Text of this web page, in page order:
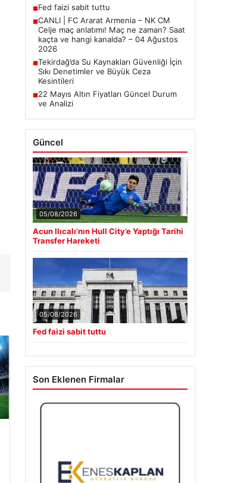
■Fed faizi sabit tuttu
■CANLI | FC Ararat Armenia – NK CM
Celje maç anlatımı! Maç ne zaman? Saat
kaçta ve hangi kanalda? – 04 Ağustos
2026
■Tekirdağ’da Su Kaynakları Güvenliği İçin
Sıkı Denetimler ve Büyük Ceza
Kesintileri
■22 Mayıs Altın Fiyatları Güncel Durum
ve Analizi
Güncel
05/08/2026
Acun Ilıcalı’nın Hull City’e Yaptığı Tarihi
Transfer Hareketi
05/08/2026
Fed faizi sabit tuttu
Son Eklenen Firmalar